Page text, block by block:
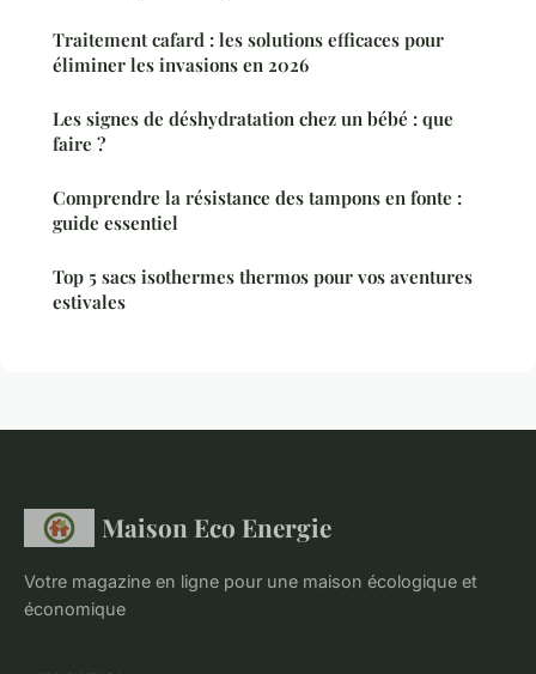
Traitement cafard : les solutions efficaces pour
éliminer les invasions en 2026
Les signes de déshydratation chez un bébé : que
faire ?
Comprendre la résistance des tampons en fonte :
guide essentiel
Top 5 sacs isothermes thermos pour vos aventures
estivales
Maison Eco Energie
Votre magazine en ligne pour une maison écologique et
économique